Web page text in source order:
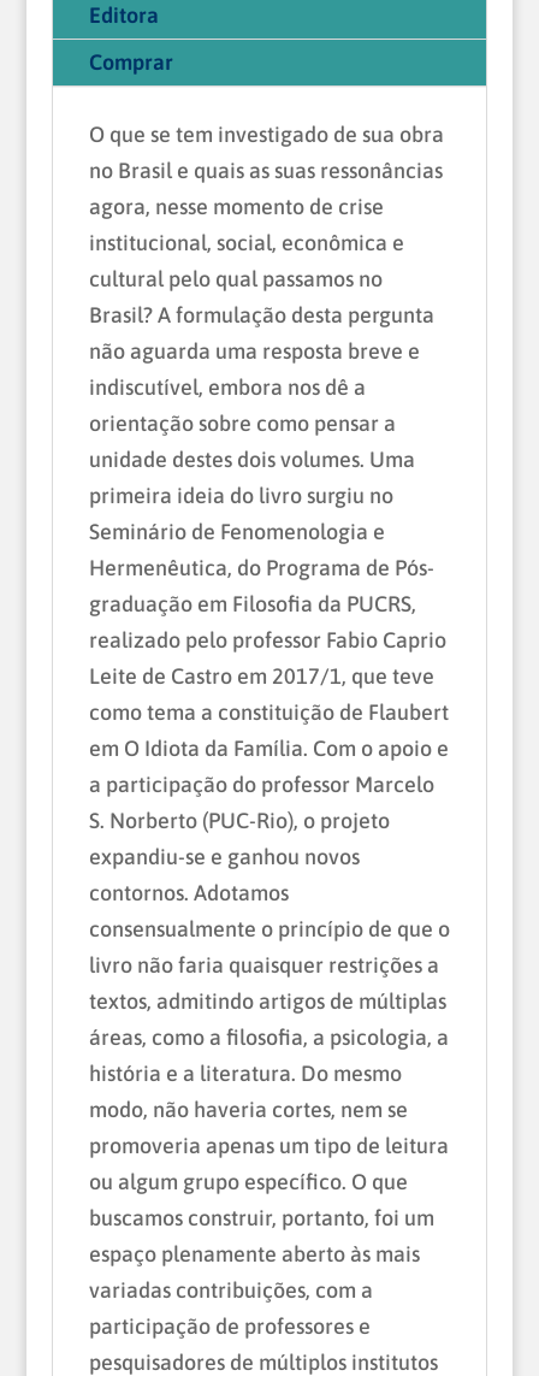
Editora
Comprar
O que se tem investigado de sua obra
no Brasil e quais as suas ressonâncias
agora, nesse momento de crise
institucional, social, econômica e
cultural pelo qual passamos no
Brasil? A formulação desta pergunta
não aguarda uma resposta breve e
indiscutível, embora nos dê a
orientação sobre como pensar a
unidade destes dois volumes. Uma
primeira ideia do livro surgiu no
Seminário de Fenomenologia e
Hermenêutica, do Programa de Pós-
graduação em Filosofia da PUCRS,
realizado pelo professor Fabio Caprio
Leite de Castro em 2017/1, que teve
como tema a constituição de Flaubert
em O Idiota da Família. Com o apoio e
a participação do professor Marcelo
S. Norberto (PUC-Rio), o projeto
expandiu-se e ganhou novos
contornos. Adotamos
consensualmente o princípio de que o
livro não faria quaisquer restrições a
textos, admitindo artigos de múltiplas
áreas, como a filosofia, a psicologia, a
história e a literatura. Do mesmo
modo, não haveria cortes, nem se
promoveria apenas um tipo de leitura
ou algum grupo específico. O que
buscamos construir, portanto, foi um
espaço plenamente aberto às mais
variadas contribuições, com a
participação de professores e
pesquisadores de múltiplos institutos